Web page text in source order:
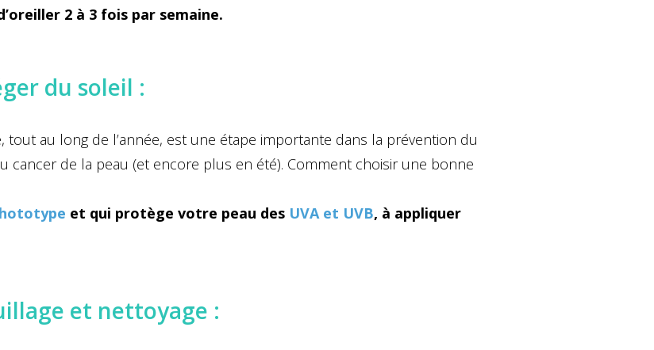
2 à 3 fois par semaine.
du soleil :
tout au long de l’année, est une étape importante dans la prévention du
cancer de la peau (et encore plus en été). Comment choisir une bonne
et qui protège votre peau des UVA et UVB, à appliquer
et nettoyage :